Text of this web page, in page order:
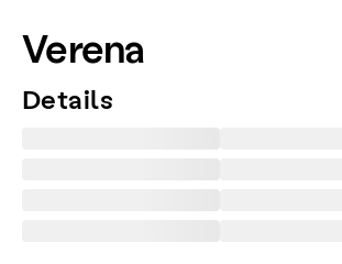
Verena
Details